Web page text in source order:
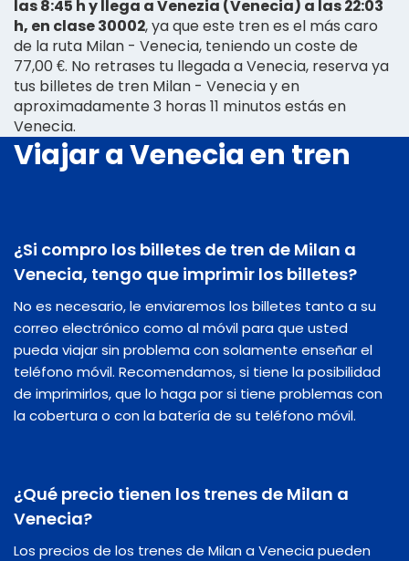
las 8:45 h y llega a Venezia (Venecia) a las 22:03
h, en clase 30002, ya que este tren es el más caro
de la ruta Milan - Venecia, teniendo un coste de
77,00 €. No retrases tu llegada a Venecia, reserva ya
tus billetes de tren Milan - Venecia y en
aproximadamente 3 horas 11 minutos estás en
Venecia.
Viajar a Venecia en tren
¿Si compro los billetes de tren de Milan a
Venecia, tengo que imprimir los billetes?
No es necesario, le enviaremos los billetes tanto a su
correo electrónico como al móvil para que usted
pueda viajar sin problema con solamente enseñar el
teléfono móvil. Recomendamos, si tiene la posibilidad
de imprimirlos, que lo haga por si tiene problemas con
la cobertura o con la batería de su teléfono móvil.
¿Qué precio tienen los trenes de Milan a
Venecia?
Los precios de los trenes de Milan a Venecia pueden